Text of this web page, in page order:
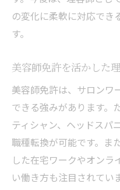
の変化に柔軟に対応でき
す。
美容師免許を活かした
美容師免許は、サロンワ
できる強みがあります。
ティシャン、ヘッドスパ
職種転換が可能です。ま
した在宅ワークやオンラ
い働き方も注目されてい